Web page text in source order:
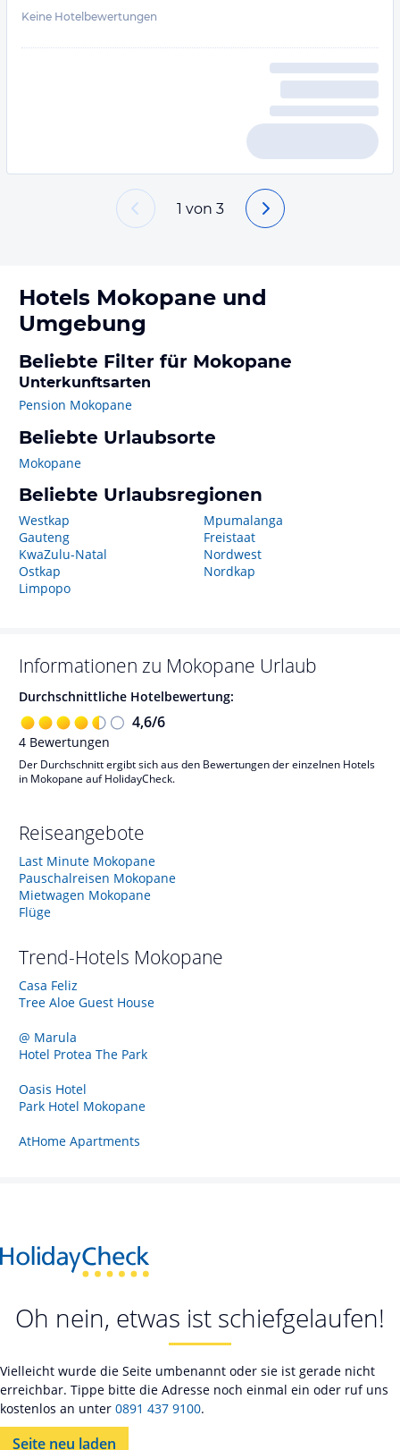
Keine Hotelbewertungen
1 von 3
Hotels Mokopane und
Umgebung
Beliebte Filter für Mokopane
Unterkunftsarten
Pension Mokopane
Beliebte Urlaubsorte
Mokopane
Beliebte Urlaubsregionen
Westkap
Gauteng
KwaZulu-Natal
Ostkap
Limpopo
Mpumalanga
Freistaat
Nordwest
Nordkap
Informationen zu Mokopane Urlaub
Durchschnittliche Hotelbewertung:
4,6/6
4 Bewertungen
Der Durchschnitt ergibt sich aus den Bewertungen der einzelnen Hotels
in Mokopane auf HolidayCheck.
Reiseangebote
Last Minute Mokopane
Pauschalreisen Mokopane
Mietwagen Mokopane
Flüge
Trend-Hotels Mokopane
Casa Feliz
Tree Aloe Guest House
@ Marula
Hotel Protea The Park
Oasis Hotel
Park Hotel Mokopane
AtHome Apartments
Oh nein, etwas ist schiefgelaufen!
Vielleicht wurde die Seite umbenannt oder sie ist gerade nicht
erreichbar. Tippe bitte die Adresse noch einmal ein oder ruf uns
kostenlos an unter 0891 437 9100.
Seite neu laden